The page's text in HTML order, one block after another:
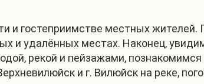
и гостеприимстве местных
и удалённых местах. Наконец,
рекой и пейзажами,
и г. Вилюйск на реке,